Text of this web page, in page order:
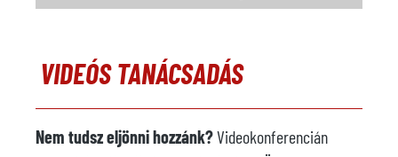
VIDEÓS TANÁCSADÁS
Nem tudsz eljönni hozzánk?Videokonferencián